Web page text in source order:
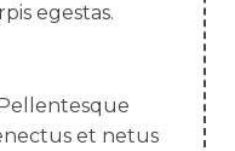
egestas.
et netus